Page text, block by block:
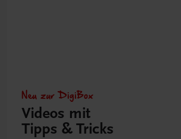
Neu zur DigiBox
Videos mit
Tipps & Tricks